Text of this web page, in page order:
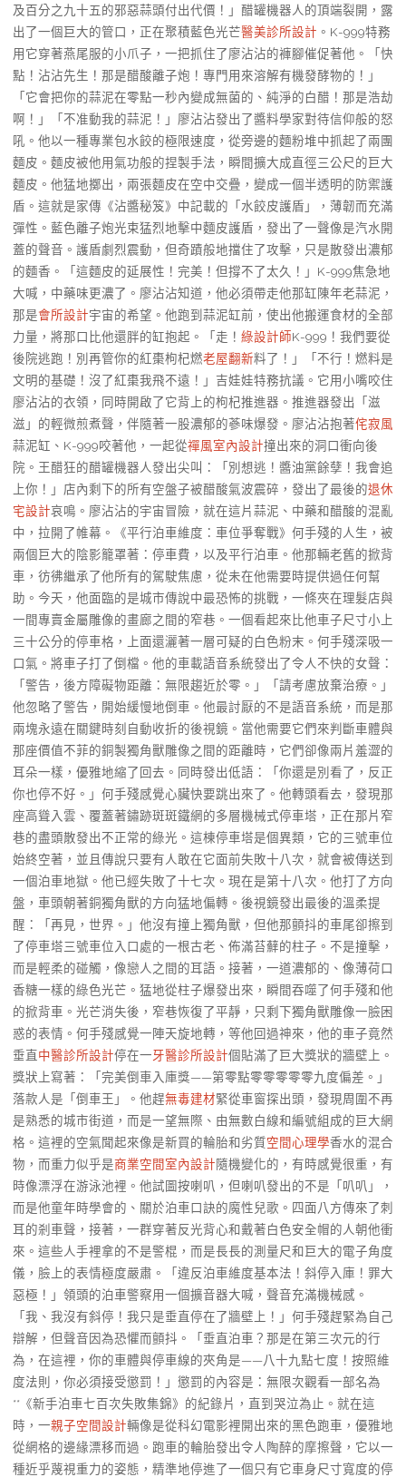
及百分之九十五的邪惡蒜頭付出代價！」醋罐機器人的頂端裂開，露
出了一個巨大的管口，正在聚積藍色光芒醫美診所設計 。K-999特務
用它穿著燕尾服的小爪子，一把抓住了廖沾沾的褲腳催促著他。「快
點！沾沾先生！那是醋酸離子炮！專門用來溶解有機發酵物的！」
「它會把你的蒜泥在零點一秒內變成無菌的、純淨的白醋！那是浩劫
啊！」「不准動我的蒜泥！」廖沾沾發出了醬料學家對待信仰般的怒
吼。他以一種專業包水餃的極限速度，從旁邊的麵粉堆中抓起了兩團
麵皮。麵皮被他用氣功般的捏製手法，瞬間擴大成直徑三公尺的巨大
麵皮。他猛地擲出，兩張麵皮在空中交疊，變成一個半透明的防禦護
盾。這就是家傳《沾醬秘笈》中記載的「水餃皮護盾」，薄韌而充滿
彈性。藍色離子炮光束猛烈地擊中麵皮護盾，發出了一聲像是汽水開
蓋的聲音。護盾劇烈震動，但奇蹟般地擋住了攻擊，只是散發出濃郁
的麵香。「這麵皮的延展性！完美！但撐不了太久！」K-999焦急地
大喊，中藥味更濃了。廖沾沾知道，他必須帶走他那缸陳年老蒜泥，
那是會所設計宇宙的希望。他跑到蒜泥缸前，使出他搬運食材的全部
力量，將那口比他還胖的缸抱起。「走！ 綠設計師K-999！我們要從
後院逃跑！別再管你的紅棗枸杞燃老屋翻新料了！」「不行！燃料是
文明的基礎！沒了紅棗我飛不遠！」吉娃娃特務抗議。它用小嘴咬住
廖沾沾的衣領，同時開啟了它背上的枸杞推進器。推進器發出「滋
滋」的輕微煎煮聲，伴隨著一股濃郁的蔘味爆發。廖沾沾抱著侘寂風
蒜泥缸、K-999咬著他，一起從禪風室內設計撞出來的洞口衝向後
院。王醋狂的醋罐機器人發出尖叫：「別想逃！醬油黨餘孽！我會追
上你！」店內剩下的所有空盤子被醋酸氣波震碎，發出了最後的退休
宅設計哀鳴。廖沾沾的宇宙冒險，就在這片蒜泥、中藥和醋酸的混亂
中，拉開了帷幕。《平行泊車維度：車位爭奪戰》何手殘的人生，被
兩個巨大的陰影籠罩著：停車費，以及平行泊車。他那輛老舊的掀背
車，彷彿繼承了他所有的駕駛焦慮，從未在他需要時提供過任何幫
助。今天，他面臨的是城市傳說中最恐怖的挑戰，一條夾在理髮店與
一間專賣金屬雕像的畫廊之間的窄巷。一個看起來比他車子尺寸小上
三十公分的停車格，上面還灑著一層可疑的白色粉末。何手殘深吸一
口氣。將車子打了倒檔。他的車載語音系統發出了令人不快的女聲：
「警告，後方障礙物距離：無限趨近於零。」「請考慮放棄治療。」
他忽略了警告，開始緩慢地倒車。他最討厭的不是語音系統，而是那
兩塊永遠在關鍵時刻自動收折的後視鏡。當他需要它們來判斷車體與
那座價值不菲的銅製獨角獸雕像之間的距離時，它們卻像兩片羞澀的
耳朵一樣，優雅地縮了回去。同時發出低語：「你還是別看了，反正
你也停不好。」何手殘感覺心臟快要跳出來了。他轉頭看去，發現那
座高聳入雲、覆蓋著鏽跡斑斑鐵網的多層機械式停車塔，正在那片窄
巷的盡頭散發出不正常的綠光。這棟停車塔是個異類，它的三號車位
始終空著，並且傳說只要有人敢在它面前失敗十八次，就會被傳送到
一個泊車地獄。他已經失敗了十七次。現在是第十八次。他打了方向
盤，車頭朝著銅獨角獸的方向猛地偏轉。後視鏡發出最後的溫柔提
醒：「再見，世界。」他沒有撞上獨角獸，但他那顫抖的車尾卻擦到
了停車塔三號車位入口處的一根古老、佈滿苔蘚的柱子。不是撞擊，
而是輕柔的碰觸，像戀人之間的耳語。接著，一道濃郁的、像薄荷口
香糖一樣的綠色光芒。猛地從柱子爆發出來，瞬間吞噬了何手殘和他
的掀背車。光芒消失後，窄巷恢復了平靜，只剩下獨角獸雕像一臉困
惑的表情。何手殘感覺一陣天旋地轉，等他回過神來，他的車子竟然
垂直中醫診所設計停在一牙醫診所設計個貼滿了巨大獎狀的牆壁上。
獎狀上寫著：「完美倒車入庫獎——第零點零零零零零九度偏差。」
落款人是「倒車王」。他趕無毒建材緊從車窗探出頭，發現周圍不再
是熟悉的城市街道，而是一望無際、由無數白線和編號組成的巨大網
格。這裡的空氣聞起來像是新買的輪胎和劣質空間心理學香水的混合
物，而重力似乎是商業空間室內設計隨機變化的，有時感覺很重，有
時像漂浮在游泳池裡。他試圖按喇叭，但喇叭發出的不是「叭叭」，
而是他童年時學會的、關於泊車口訣的魔性兒歌。四面八方傳來了刺
耳的剎車聲，接著，一群穿著反光背心和戴著白色安全帽的人朝他衝
來。這些人手裡拿的不是警棍，而是長長的測量尺和巨大的電子角度
儀，臉上的表情極度嚴肅。「違反泊車維度基本法！斜停入庫！罪大
惡極！」領頭的泊車警察用一個擴音器大喊，聲音充滿機械感。
「我、我沒有斜停！我只是垂直停在了牆壁上！」何手殘趕緊為自己
辯解，但聲音因為恐懼而顫抖。「垂直泊車？那是在第三次元的行
為，在這裡，你的車體與停車線的夾角是——八十九點七度！按照維
度法則，你必須接受懲罰！」懲罰的內容是：無限次觀看一部名為
**《新手泊車七百次失敗集錦》的紀錄片，直到哭泣為止。就在這
時，一親子空間設計輛像是從科幻電影裡開出來的黑色跑車，優雅地
從網格的邊緣漂移而過。跑車的輪胎發出令人陶醉的摩擦聲，它以一
種近乎蔑視重力的姿態，精準地停進了一個只有它車身尺寸寬度的停